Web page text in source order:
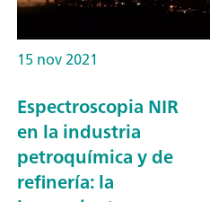
15 nov 2021
Espectroscopia NIR
en la industria
petroquímica y de
refinería: la